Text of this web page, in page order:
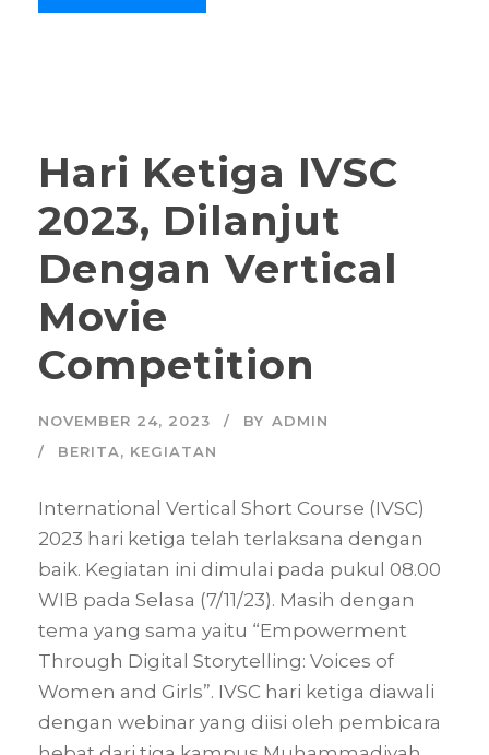
Hari Ketiga IVSC
2023, Dilanjut
Dengan Vertical
Movie
Competition
NOVEMBER 24, 2023 BY ADMIN
BERITA, KEGIATAN
International Vertical Short Course (IVSC)
2023 hari ketiga telah terlaksana dengan
baik. Kegiatan ini dimulai pada pukul 08.00
WIB pada Selasa (7/11/23). Masih dengan
tema yang sama yaitu “Empowerment
Through Digital Storytelling: Voices of
Women and Girls”. IVSC hari ketiga diawali
dengan webinar yang diisi oleh pembicara